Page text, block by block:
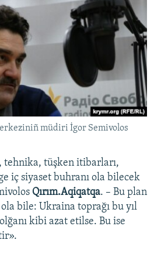
müdiri İgor Semivolos
tehnika, tüşken itibarları,
iç siyaset buhranı ola bilecek
Qırım.Aqiqatqa. – Bu plan
bile: Ukraina toprağı bu yıl
kibi azat etilse. Bu ise